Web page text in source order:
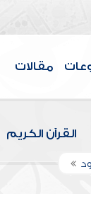
مقالات
القرآن الكريم